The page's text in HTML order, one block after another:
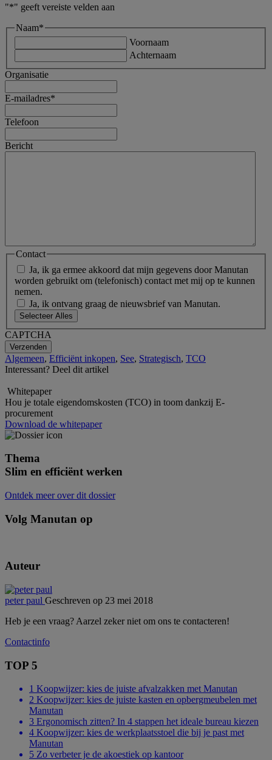
"*" geeft vereiste velden aan
Naam*
Voornaam
Achternaam
Organisatie
E-mailadres*
Telefoon
Bericht
Contact
Ja, ik ga ermee akkoord dat mijn gegevens door Manutan
worden gebruikt om (telefonisch) contact met mij op te kunnen
nemen.
Ja, ik ontvang graag de nieuwsbrief van Manutan.
Selecteer Alles
CAPTCHA
Algemeen, Efficiënt inkopen, See, Strategisch, TCO
Interessant? Deel dit artikel
Whitepaper
Hou je totale eigendomskosten (TCO) in toom dankzij E-
procurement
Download de whitepaper
Thema
Slim en efficiënt werken
Ontdek meer over dit dossier
Volg Manutan op
Auteur
peter paul Geschreven op 23 mei 2018
Heb je een vraag? Aarzel zeker niet om ons te contacteren!
Contactinfo
TOP 5
1 Koopwijzer: kies de juiste afvalzakken met Manutan
2 Koopwijzer: kies de juiste kasten en opbergmeubelen met
Manutan
3 Ergonomisch zitten? In 4 stappen het ideale bureau kiezen
4 Koopwijzer: kies de werkplaatsstoel die bij je past met
Manutan
5 Zo verbeter je de akoestiek op kantoor